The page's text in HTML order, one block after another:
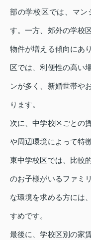
部の学校区では、マン
す。一方、郊外の学校
物件が増える傾向にあ
区では、利便性の高い
ンが多く、新婚世帯や
ります。
次に、中学校区ごとの
や周辺環境によって特
東中学校区では、比較
のお子様がいるファミ
な環境を求める方には
すめです。
最後に、学校区別の家